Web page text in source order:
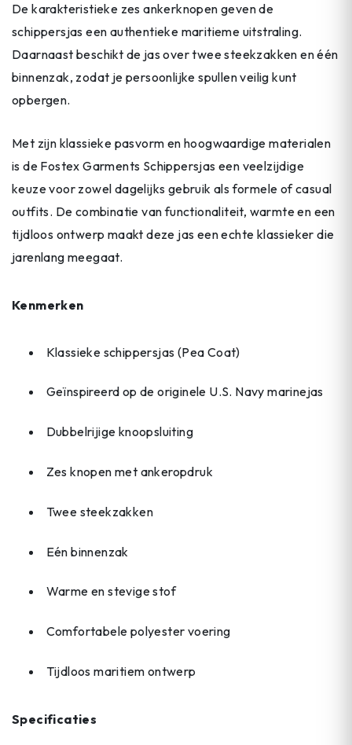
De karakteristieke zes ankerknopen geven de
schippersjas een authentieke maritieme uitstraling.
Daarnaast beschikt de jas over twee steekzakken en één
binnenzak, zodat je persoonlijke spullen veilig kunt
opbergen.
Met zijn klassieke pasvorm en hoogwaardige materialen
is de Fostex Garments Schippersjas een veelzijdige
keuze voor zowel dagelijks gebruik als formele of casual
outfits. De combinatie van functionaliteit, warmte en een
tijdloos ontwerp maakt deze jas een echte klassieker die
jarenlang meegaat.
Kenmerken
Klassieke schippersjas (Pea Coat)
Geïnspireerd op de originele U.S. Navy marinejas
Dubbelrijige knoopsluiting
Zes knopen met ankeropdruk
Twee steekzakken
Eén binnenzak
Warme en stevige stof
Comfortabele polyester voering
Tijdloos maritiem ontwerp
Specificaties